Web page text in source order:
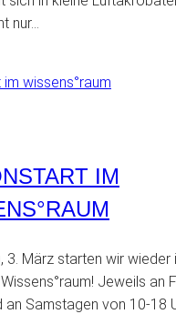
nur…
IM
3. März starten wir wieder
Jeweils an
an Samstagen von 10-18